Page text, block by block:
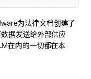
为法律文档创建了
据发送给外部供应
在内的一切都在本